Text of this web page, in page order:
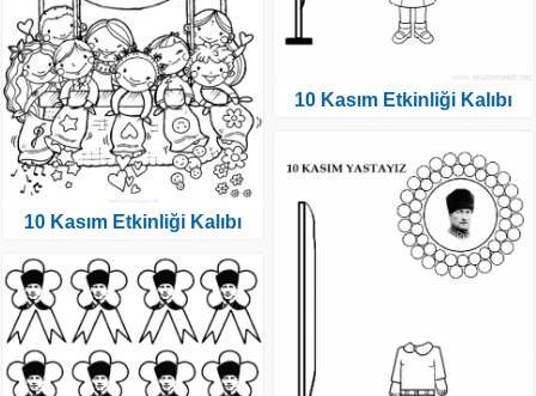
10 Kasım Etkinliği Kalıbı
10 Kasım Etkinliği Kalıbı